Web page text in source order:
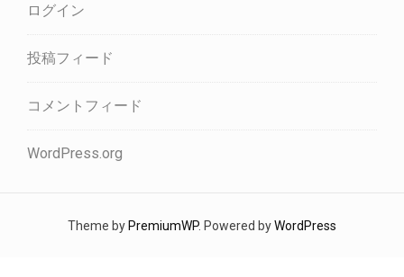
ログイン
投稿フィード
コメントフィード
WordPress.org
Theme by PremiumWP. Powered byWordPress